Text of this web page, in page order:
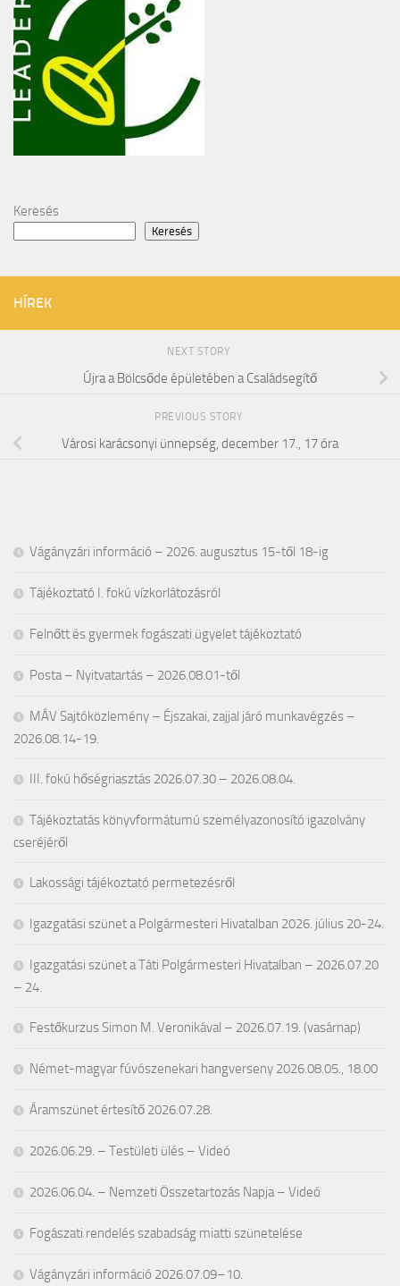
Keresés
Keresés
HÍREK
NEXT STORY
Újra a Bölcsőde épületében a Családsegítő
PREVIOUS STORY
Városi karácsonyi ünnepség, december 17., 17 óra
Vágányzári információ – 2026. augusztus 15-től 18-ig
Tájékoztató I. fokú vízkorlátozásról
Felnőtt és gyermek fogászati ügyelet tájékoztató
Posta – Nyitvatartás – 2026.08.01-től
MÁV Sajtóközlemény – Éjszakai, zajjal járó munkavégzés –
2026.08.14-19.
III. fokú hőségriasztás 2026.07.30 – 2026.08.04.
Tájékoztatás könyvformátumú személyazonosító igazolvány
cseréjéről
Lakossági tájékoztató permetezésről
Igazgatási szünet a Polgármesteri Hivatalban 2026. július 20-24.
Igazgatási szünet a Táti Polgármesteri Hivatalban – 2026.07.20
– 24.
Festőkurzus Simon M. Veronikával – 2026.07.19. (vasárnap)
Német-magyar fúvószenekari hangverseny 2026.08.05., 18.00
Áramszünet értesítő 2026.07.28.
2026.06.29. – Testületi ülés – Videó
2026.06.04. – Nemzeti Összetartozás Napja – Videó
Fogászati rendelés szabadság miatti szünetelése
Vágányzári információ 2026.07.09–10.